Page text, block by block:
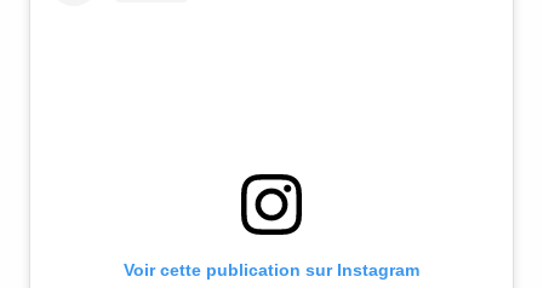
Voir cette publication sur Instagram